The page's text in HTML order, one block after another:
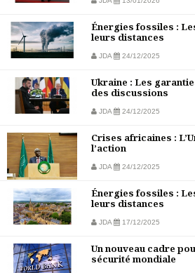
Énergies fossiles :
leurs distances
JDA 24/12/2025
Ukraine : Les
des discussions
JDA 24/12/2025
Crises africaines :
l’action
JDA 24/12/2025
Énergies fossiles :
leurs distances
JDA 17/12/2025
Un nouveau cadre
sécurité mondiale